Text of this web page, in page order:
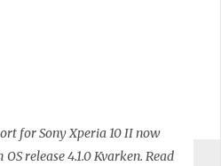
for Sony Xperia 10 II now
release 4.1.0 Kvarken. Read